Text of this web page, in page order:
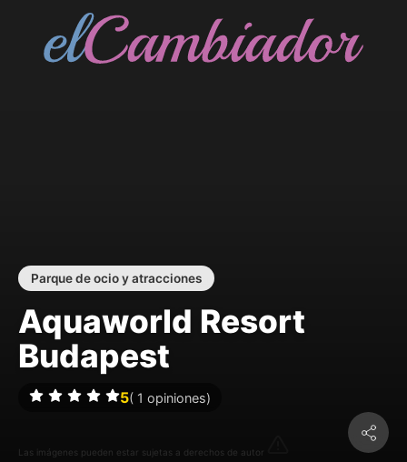
Las imágenes pueden estar sujetas a derechos de autor
Parque de ocio y atracciones
Aquaworld Resort
Budapest
5( 1 opiniones)